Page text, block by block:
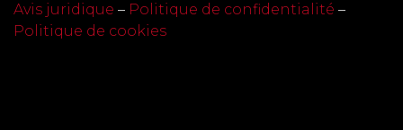
Avis juridique – Politique de confidentialité –
Politique de cookies